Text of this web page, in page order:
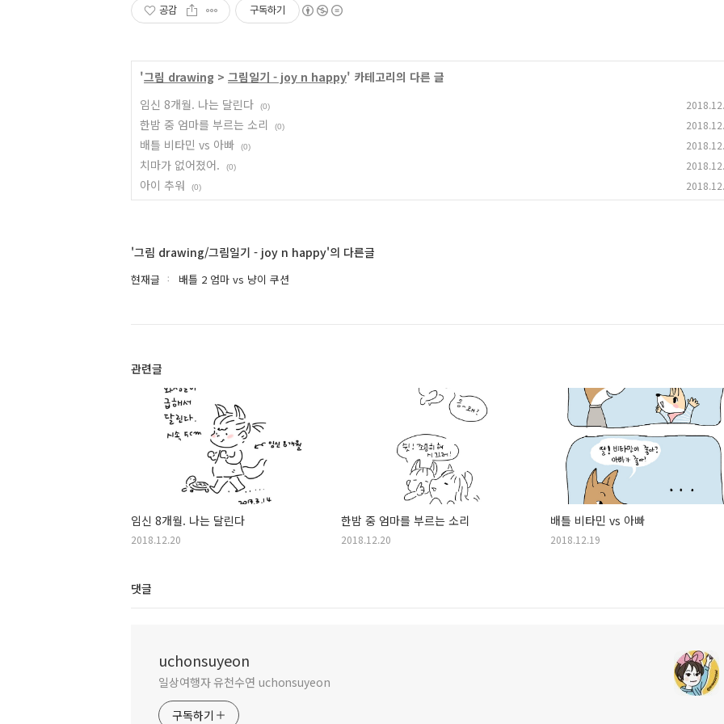
공감 구독하기
'그림 drawing > 그림일기 - joy n happy' 카테고리의 다른 글
임신 8개월. 나는 달린다
(0)
한밤 중 엄마를 부르는 소리 (0)
배틀 비타민 vs 아빠 (0)
치마가 없어졌어. (0)
아이 추워 (0)
'그림 drawing/그림일기 - joy n happy'의 다른글
현재글 배틀 2 엄마 vs 냥이 쿠션
관련글
임신 8개월. 나는 달린다
2018.12.20
한밤 중 엄마를 부르는 소리
2018.12.20
배틀 비타민 vs 아빠
2018.12.19
댓글
uchonsuyeon
일상여행자 유천수연 uchonsuyeon
구독하기